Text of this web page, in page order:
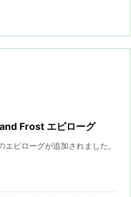
Frost エピローグ
ピローグが追加されました。